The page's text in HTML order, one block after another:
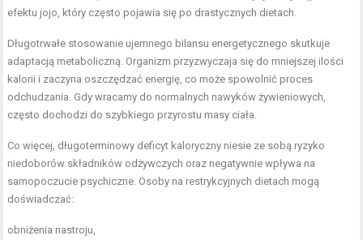
efektu jojo, który często pojawia się po drastycznych dietach.
Długotrwałe stosowanie ujemnego bilansu energetycznego skutkuje
adaptacją metaboliczną. Organizm przyzwyczaja się do mniejszej ilości
kalorii i zaczyna oszczędzać energię, co może spowolnić proces
odchudzania. Gdy wracamy do normalnych nawyków żywieniowych,
często dochodzi do szybkiego przyrostu masy ciała.
Co więcej, długoterminowy deficyt kaloryczny niesie ze sobą ryzyko
niedoborów składników odżywczych oraz negatywnie wpływa na
samopoczucie psychiczne. Osoby na restrykcyjnych dietach mogą
doświadczać:
obniżenia nastroju,